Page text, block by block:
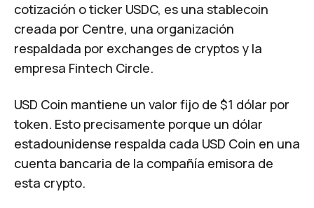
cotización o ticker USDC, es una stablecoin
creada por Centre, una organización
respaldada por exchanges de cryptos y la
empresa Fintech Circle.
USD Coin mantiene un valor fijo de $1 dólar por
token. Esto precisamente porque un dólar
estadounidense respalda cada USD Coin en una
cuenta bancaria de la compañía emisora de
esta crypto.